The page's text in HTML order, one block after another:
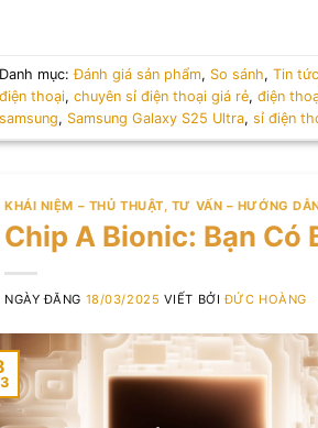
Danh mục:Đánh giá sản phẩm, So sánh,Tin tức
điện thoại,chuyên sỉ điện thoại giá rẻ,điện
samsung, Samsung Galaxy S25 Ultra,sỉ điện
KHÁI NIỆM – THỦ THUẬT TƯ VẤN – HƯỚNG
Chip A Bionic: Bạn Có
NGÀY ĐĂNG 18/03/2025 VIẾT BỞIĐỨC HOÀNG